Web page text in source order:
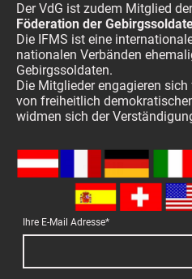
Der VdG ist zudem Mitglied der
Föderation der
Die IFMS ist eine
nationalen Verbänden
Gebirgssoldaten.
Die Mitglieder engagieren
von freiheitlich
widmen sich der
Ihre E-Mail Adresse*